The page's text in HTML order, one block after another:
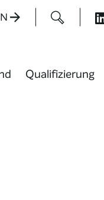
Qualifizierung